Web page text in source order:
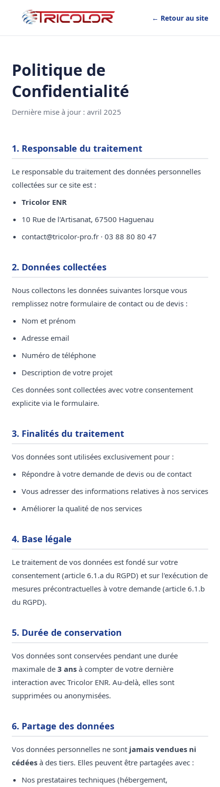
← Retour au site
Politique de
Confidentialité
Dernière mise à jour : avril 2025
1. Responsable du traitement
Le responsable du traitement des données personnelles
collectées sur ce site est :
Tricolor ENR
10 Rue de l'Artisanat, 67500 Haguenau
contact@tricolor-pro.fr · 03 88 80 80 47
2. Données collectées
Nous collectons les données suivantes lorsque vous
remplissez notre formulaire de contact ou de devis :
Nom et prénom
Adresse email
Numéro de téléphone
Description de votre projet
Ces données sont collectées avec votre consentement
explicite via le formulaire.
3. Finalités du traitement
Vos données sont utilisées exclusivement pour :
Répondre à votre demande de devis ou de contact
Vous adresser des informations relatives à nos services
Améliorer la qualité de nos services
4. Base légale
Le traitement de vos données est fondé sur votre
consentement (article 6.1.a du RGPD) et sur l'exécution de
mesures précontractuelles à votre demande (article 6.1.b
du RGPD).
5. Durée de conservation
Vos données sont conservées pendant une durée
maximale de 3 ans à compter de votre dernière
interaction avec Tricolor ENR. Au-delà, elles sont
supprimées ou anonymisées.
6. Partage des données
Vos données personnelles ne sont jamais vendues ni
cédées à des tiers. Elles peuvent être partagées avec :
Nos prestataires techniques (hébergement,